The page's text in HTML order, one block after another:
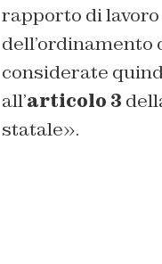
rapporto di
dell’ordinamento
considerate
all’articolo 3
statale».